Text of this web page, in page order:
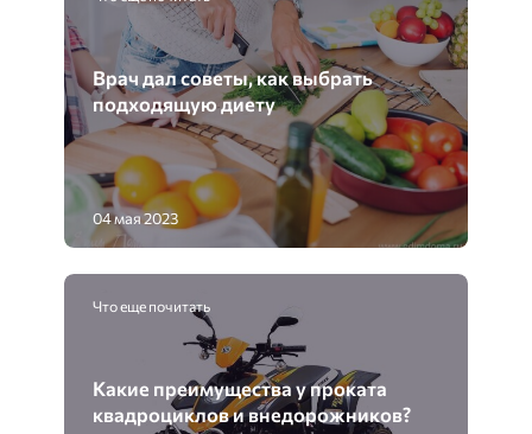
Врач дал советы, как выбрать
подходящую диету
04 мая 2023
Что еще почитать
Какие преимущества у проката
квадроциклов и внедорожников?